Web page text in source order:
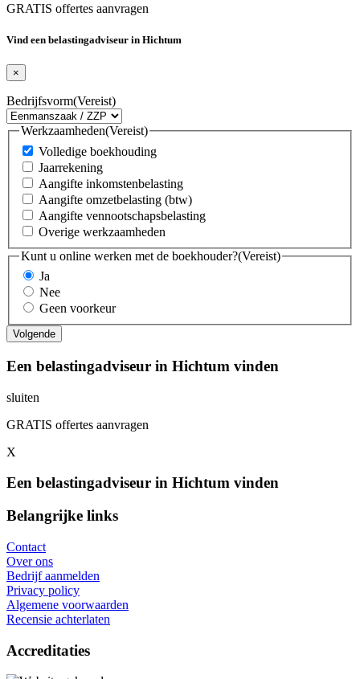
GRATIS offertes aanvragen
Vind een belastingadviseur in Hichtum
×
Bedrijfsvorm(Vereist)
Werkzaamheden(Vereist)
Volledige boekhouding
Jaarrekening
Aangifte inkomstenbelasting
Aangifte omzetbelasting (btw)
Aangifte vennootschapsbelasting
Overige werkzaamheden
Kunt u online werken met de boekhouder?(Vereist)
Ja
Nee
Geen voorkeur
Een belastingadviseur in Hichtum vinden
sluiten
GRATIS offertes aanvragen
X
Een belastingadviseur in Hichtum vinden
Belangrijke links
Contact
Over ons
Bedrijf aanmelden
Privacy policy
Algemene voorwaarden
Recensie achterlaten
Accreditaties